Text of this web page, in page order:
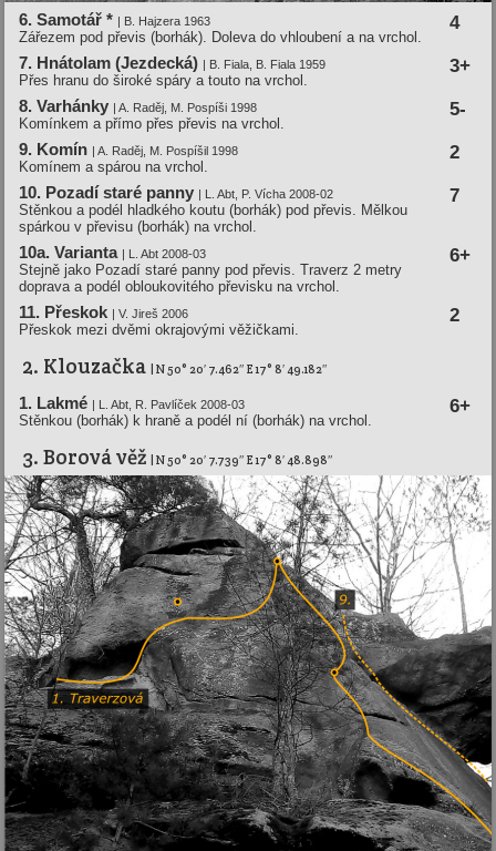
6. Samotář * | B. Hajzera 1963 4
Zářezem pod převis (borhák). Doleva do vhloubení a na vrchol.
7. Hnátolam (Jezdecká) | B. Fiala, B. Fiala 1959 3+
Přes hranu do široké spáry a touto na vrchol.
8. Varhánky | A. Raděj, M. Pospí­ši 1998 5-
Komínkem a přímo přes převis na vrchol.
9. Komí­n | A. Raděj, M. Pospí­šil 1998 2
Komínem a spárou na vrchol.
10. Pozadí­ staré panny | L. Abt, P. Ví­cha 2008-02 7
Stěnkou a podél hladkého koutu (borhák) pod převis. Mělkou
spárkou v převisu (borhák) na vrchol.
10a. Varianta | L. Abt 2008-03 6+
Stejně jako Pozadí staré panny pod převis. Traverz 2 metry
doprava a podél obloukovitého převisku na vrchol.
11. Přeskok | V. Jireš 2006 2
Přeskok mezi dvěmi okrajovými věžičkami.
2. Klouzačka | N 50° 20′ 7.462″ E 17° 8′ 49.182″
1. Lakmé | L. Abt, R. Pavlí­ček 2008-03 6+
Stěnkou (borhák) k hraně a podél ní (borhák) na vrchol.
3. Borová věž | N 50° 20′ 7.739″ E 17° 8′ 48.898″